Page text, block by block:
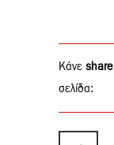
Κάνε share
σελίδα: